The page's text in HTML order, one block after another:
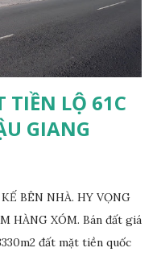
LỘ 61C
GIANG
BÊN NHÀ. HY VỌNG
HÀNG XÓM. Bán đất giá
đất mặt tiền quốc